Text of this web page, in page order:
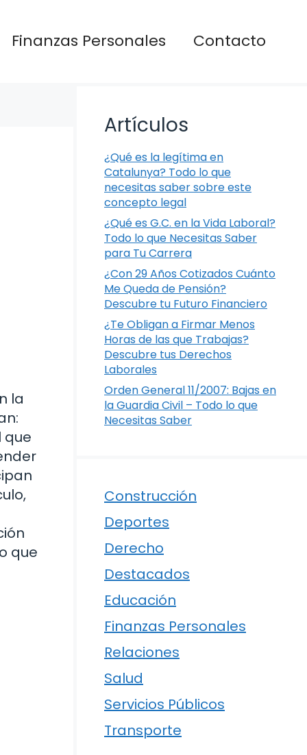
Finanzas Personales Contacto
la
que
que
Artículos
¿Qué es la legítima en
Catalunya? Todo lo que
necesitas saber sobre este
concepto legal
¿Qué es G.C. en la Vida Laboral?
Todo lo que Necesitas Saber
para Tu Carrera
¿Con 29 Años Cotizados Cuánto
Me Queda de Pensión?
Descubre tu Futuro Financiero
¿Te Obligan a Firmar Menos
Horas de las que Trabajas?
Descubre tus Derechos
Laborales
Orden General 11/2007: Bajas en
la Guardia Civil – Todo lo que
Necesitas Saber
Construcción
Deportes
Derecho
Destacados
Educación
Finanzas Personales
Relaciones
Salud
Servicios Públicos
Transporte